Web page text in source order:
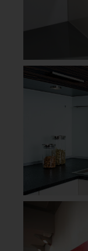
Plexiglas och
varumärket
många kallar
producenten
sedan lång tid
Sverige för
och distribuerar